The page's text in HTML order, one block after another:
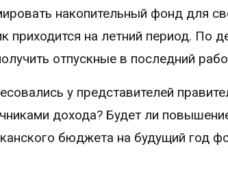
накопительный фонд для
приходится на летний период. По
отпускные в последний
у представителей
дохода? Будет ли
бюджета на будущий год